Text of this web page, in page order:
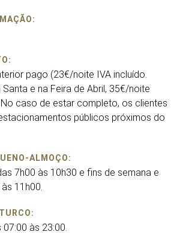
pago (23€/noite IVA incluído.
Santa e na Feira de Abril, 35€/noite
caso de estar completo, os clientes
públicos próximos do
ALMOÇO:
7h00 às 10h30 e fins de semana e
11h00.
às 23:00.